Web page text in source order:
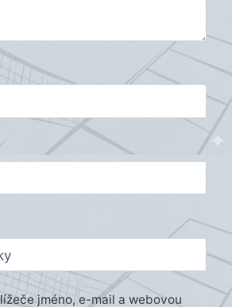
jméno, e-mail a webovou